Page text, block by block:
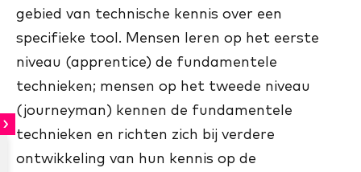
gebied van technische kennis over een
specifieke tool. Mensen leren op het eerste
niveau (apprentice) de fundamentele
technieken; mensen op het tweede niveau
(journeyman) kennen de fundamentele
technieken en richten zich bij verdere
ontwikkeling van hun kennis op de